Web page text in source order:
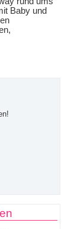
Baby und